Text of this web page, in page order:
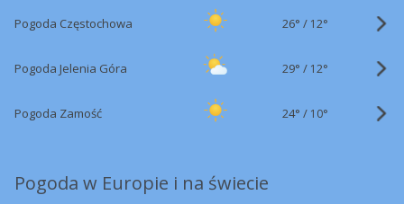
Pogoda Częstochowa 26° / 12°
Pogoda Jelenia Góra 29° / 12°
Pogoda Zamość 24° / 10°
Pogoda w Europie i na świecie